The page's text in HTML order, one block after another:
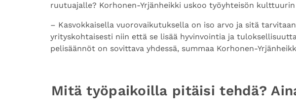
ruutuajalle? Korhonen-Yrjänheikki uskoo työyhteisön
– Kasvokkaisella vuorovaikutuksella on iso arvo ja sitä
yrityskohtaisesti niin että se lisää hyvinvointia ja
pelisäännöt on sovittava yhdessä, summaa Korhonen-
Mitä työpaikoilla pitäisi tehdä?